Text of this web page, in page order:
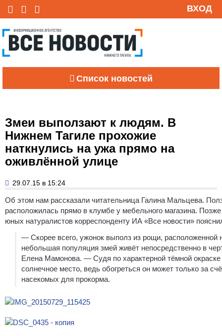
ВХОД
Список новостей
Змеи выползают к людям. В
Нижнем Тагиле прохожие
наткнулись на ужа прямо на
оживлённой улице
29.07.15 в 15:24
Об этом нам рассказали читательница Галина Мальцева.
расположилась прямо в клумбе у мебельного магазина.
юных натуралистов корреспонденту ИА «Все новости»
— Скорее всего, ужонок выполз из рощи, расположенной
небольшая популяция змей живёт непосредственно в
Елена Мамонова. — Судя по характерной тёмной
солнечное место, ведь обогреться он может только за
насекомых для прокорма.